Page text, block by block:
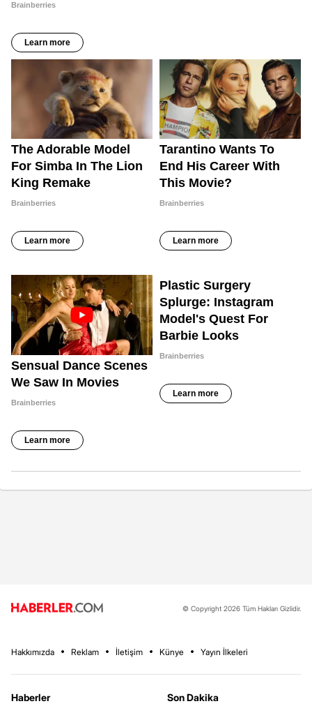
© Copyright 2026 Tüm Hakları Gizlidir.
Hakkımızda Reklam İletişim Künye Yayın İlkeleri
Haberler
Son Dakika